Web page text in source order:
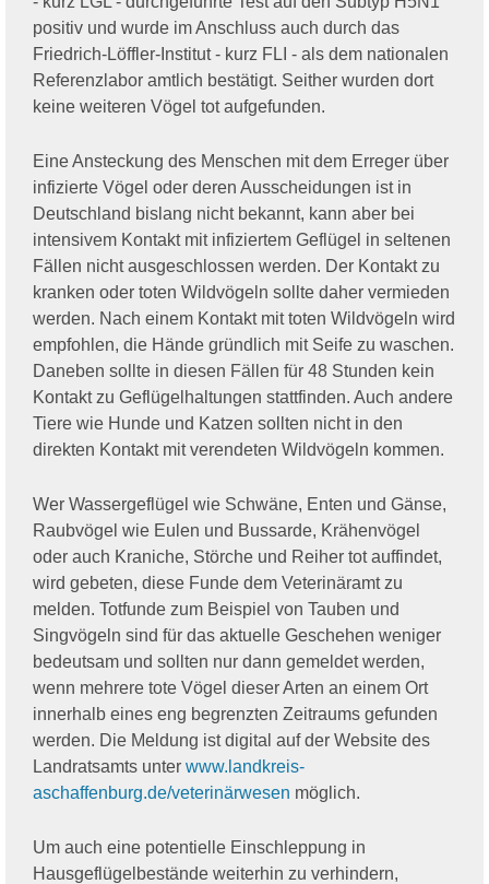
positiv und wurde im Anschluss auch durch das
Friedrich-Löffler-Institut - kurz FLI - als dem nationalen
Referenzlabor amtlich bestätigt. Seither wurden dort
keine weiteren Vögel tot aufgefunden.
Eine Ansteckung des Menschen mit dem Erreger über
infizierte Vögel oder deren Ausscheidungen ist in
Deutschland bislang nicht bekannt, kann aber bei
intensivem Kontakt mit infiziertem Geflügel in seltenen
Fällen nicht ausgeschlossen werden. Der Kontakt zu
kranken oder toten Wildvögeln sollte daher vermieden
werden. Nach einem Kontakt mit toten Wildvögeln wird
empfohlen, die Hände gründlich mit Seife zu waschen.
Daneben sollte in diesen Fällen für 48 Stunden kein
Kontakt zu Geflügelhaltungen stattfinden. Auch andere
Tiere wie Hunde und Katzen sollten nicht in den
direkten Kontakt mit verendeten Wildvögeln kommen.
Wer Wassergeflügel wie Schwäne, Enten und Gänse,
Raubvögel wie Eulen und Bussarde, Krähenvögel
oder auch Kraniche, Störche und Reiher tot auffindet,
wird gebeten, diese Funde dem Veterinäramt zu
melden. Totfunde zum Beispiel von Tauben und
Singvögeln sind für das aktuelle Geschehen weniger
bedeutsam und sollten nur dann gemeldet werden,
wenn mehrere tote Vögel dieser Arten an einem Ort
innerhalb eines eng begrenzten Zeitraums gefunden
werden. Die Meldung ist digital auf der Website des
Landratsamts unter www.landkreis-
aschaffenburg.de/veterinärwesen möglich.
Um auch eine potentielle Einschleppung in
Hausgeflügelbestände weiterhin zu verhindern,